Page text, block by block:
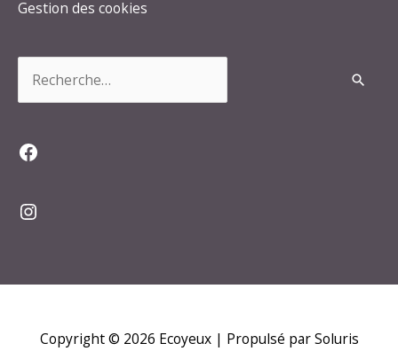
Gestion des cookies
Facebook
Instagram
Copyright © 2026 Ecoyeux| Propulsé par Soluris